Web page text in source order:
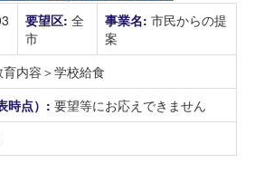
要望区: 全
市
事業名: 市民からの提
案
内容＞学校給食
時点）: 要望等にお応えできません